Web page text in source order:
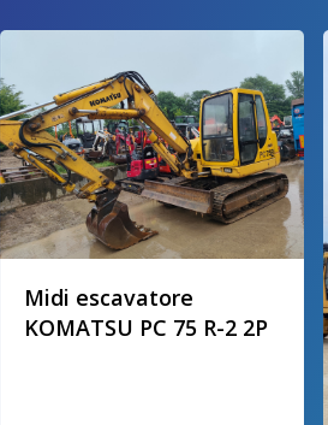
Midi escavatore
KOMATSU PC 75 R-2 2P